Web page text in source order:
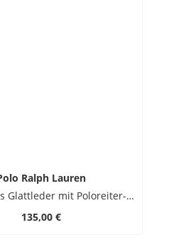
Ralph Lauren
Sneaker aus Glattleder mit Poloreiter-Stickerei
135,00 €